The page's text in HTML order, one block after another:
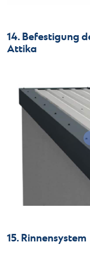
14. Befestigung
Attika
15. Rinnensystem